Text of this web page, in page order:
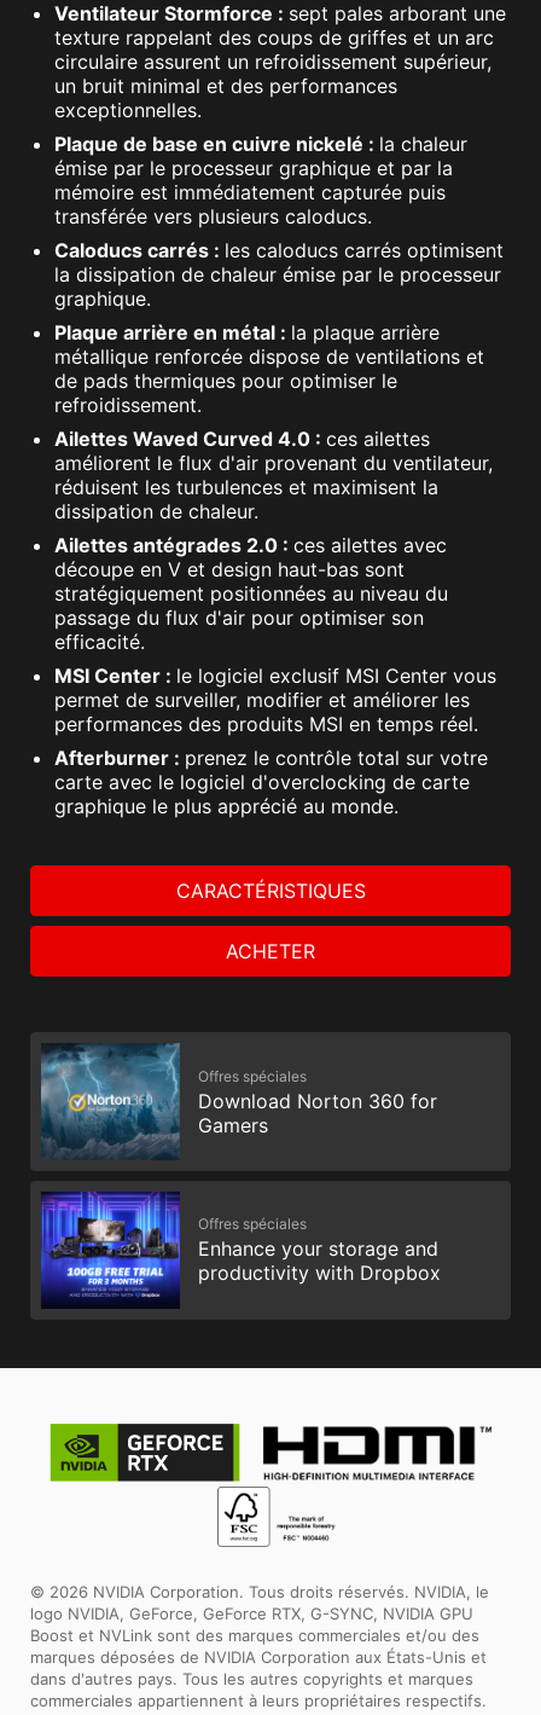
Ventilateur Stormforce : sept pales arborant une
texture rappelant des coups de griffes et un arc
circulaire assurent un refroidissement supérieur,
un bruit minimal et des performances
exceptionnelles.
Plaque de base en cuivre nickelé : la chaleur
émise par le processeur graphique et par la
mémoire est immédiatement capturée puis
transférée vers plusieurs caloducs.
Caloducs carrés : les caloducs carrés optimisent
la dissipation de chaleur émise par le processeur
graphique.
Plaque arrière en métal : la plaque arrière
métallique renforcée dispose de ventilations et
de pads thermiques pour optimiser le
refroidissement.
Ailettes Waved Curved 4.0 : ces ailettes
améliorent le flux d'air provenant du ventilateur,
réduisent les turbulences et maximisent la
dissipation de chaleur.
Ailettes antégrades 2.0 : ces ailettes avec
découpe en V et design haut-bas sont
stratégiquement positionnées au niveau du
passage du flux d'air pour optimiser son
efficacité.
MSI Center : le logiciel exclusif MSI Center vous
permet de surveiller, modifier et améliorer les
performances des produits MSI en temps réel.
Afterburner : prenez le contrôle total sur votre
carte avec le logiciel d'overclocking de carte
graphique le plus apprécié au monde.
CARACTÉRISTIQUES
ACHETER
Offres spéciales
Download Norton 360 for
Gamers
Offres spéciales
Enhance your storage and
productivity with Dropbox
© 2026 NVIDIA Corporation. Tous droits réservés. NVIDIA, le
logo NVIDIA, GeForce, GeForce RTX, G-SYNC, NVIDIA GPU
Boost et NVLink sont des marques commerciales et/ou des
marques déposées de NVIDIA Corporation aux États-Unis et
dans d'autres pays. Tous les autres copyrights et marques
commerciales appartiennent à leurs propriétaires respectifs.